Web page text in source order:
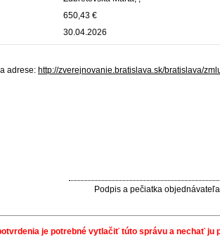
650,43 €
30.04.2026
adrese: http://zverejnovanie.bratislava.sk/bratislava/
Podpis a pečiatka objednávateľa
je potrebné vytlačiť túto správu a nechať ju